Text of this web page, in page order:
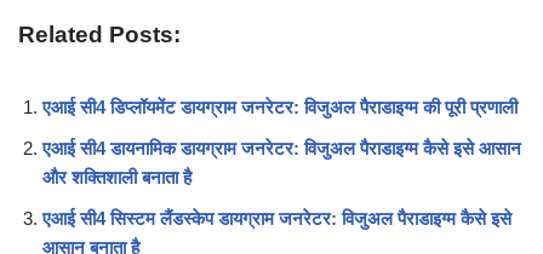
Related Posts:
एआई सी4 डिप्लॉयमेंट डायग्राम जनरेटर: विजुअल पैराडाइग्म की पूरी प्रणाली
एआई सी4 डायनामिक डायग्राम जनरेटर: विजुअल पैराडाइग्म कैसे इसे आसान
और शक्तिशाली बनाता है
एआई सी4 सिस्टम लैंडस्केप डायग्राम जनरेटर: विजुअल पैराडाइग्म कैसे इसे
आसान बनाता है